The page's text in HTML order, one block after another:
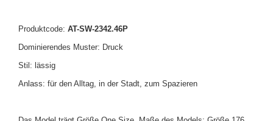
Produktcode: AT-SW-2342.46P
Dominierendes Muster: Druck
Stil: lässig
Anlass: für den Alltag, in der Stadt, zum Spazieren